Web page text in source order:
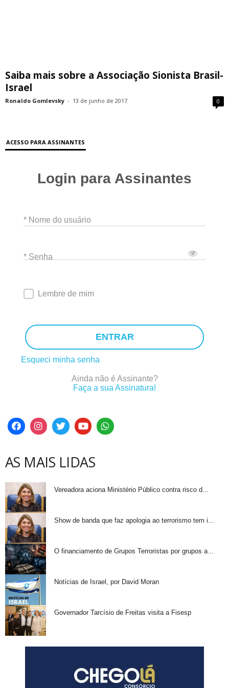
Saiba mais sobre a Associação Sionista Brasil-
Israel
Ronaldo Gomlevsky - 13 de junho de 2017 0
ACESSO PARA ASSINANTES
Login para Assinantes
* Nome do usuário
* Senha
Lembre de mim
ENTRAR
Esqueci minha senha
Ainda não é Assinante?
Faça a sua Assinatura!
AS MAIS LIDAS
Vereadora aciona Ministério Público contra risco d...
Show de banda que faz apologia ao terrorismo tem i...
O financiamento de Grupos Terroristas por grupos a...
Notícias de Israel, por David Moran
Governador Tarcísio de Freitas visita a Fisesp